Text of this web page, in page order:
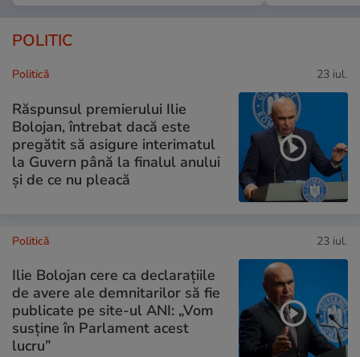
POLITIC
Politică 23 iul.
Răspunsul premierului Ilie
Bolojan, întrebat dacă este
pregătit să asigure interimatul
la Guvern până la finalul anului
și de ce nu pleacă
Politică 23 iul.
Ilie Bolojan cere ca declarațiile
de avere ale demnitarilor să fie
publicate pe site-ul ANI: „Vom
susține în Parlament acest
lucru”